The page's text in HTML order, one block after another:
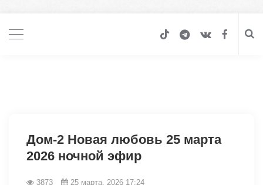
Дом-2 Новая любовь 25 марта
2026 ночной эфир
3873 25 марта, 2026 17:24